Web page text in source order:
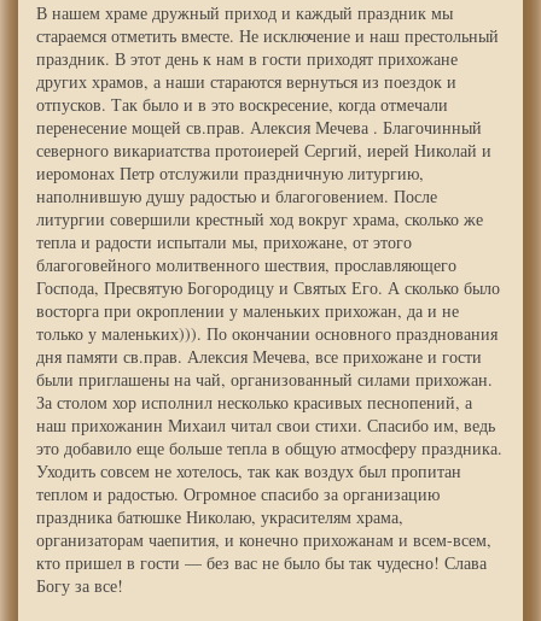
В нашем храме дружный приход и каждый праздник мы
стараемся отметить вместе. Не исключение и наш престольный
праздник. В этот день к нам в гости приходят прихожане
других храмов, а наши стараются вернуться из поездок и
отпусков. Так было и в это воскресение, когда отмечали
перенесение мощей св.прав. Алексия Мечева . Благочинный
северного викариатства протоиерей Сергий, иерей Николай и
иеромонах Петр отслужили праздничную литургию,
наполнившую душу радостью и благоговением. После
литургии совершили крестный ход вокруг храма, сколько же
тепла и радости испытали мы, прихожане, от этого
благоговейного молитвенного шествия, прославляющего
Господа, Пресвятую Богородицу и Святых Его. А сколько было
восторга при окроплении у маленьких прихожан, да и не
только у маленьких))). По окончании основного празднования
дня памяти св.прав. Алексия Мечева, все прихожане и гости
были приглашены на чай, организованный силами прихожан.
За столом хор исполнил несколько красивых песнопений, а
наш прихожанин Михаил читал свои стихи. Спасибо им, ведь
это добавило еще больше тепла в общую атмосферу праздника.
Уходить совсем не хотелось, так как воздух был пропитан
теплом и радостью. Огромное спасибо за организацию
праздника батюшке Николаю, украсителям храма,
организаторам чаепития, и конечно прихожанам и всем-всем,
кто пришел в гости — без вас не было бы так чудесно! Слава
Богу за все!